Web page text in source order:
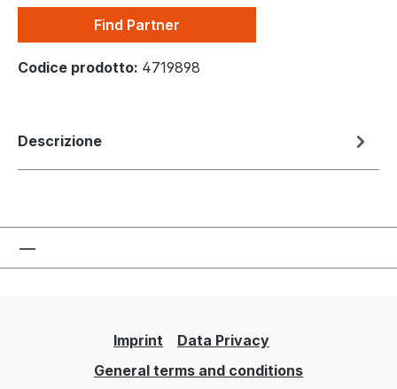
Find Partner
Codice prodotto: 4719898
Descrizione
Imprint
Data Privacy
General terms and conditions